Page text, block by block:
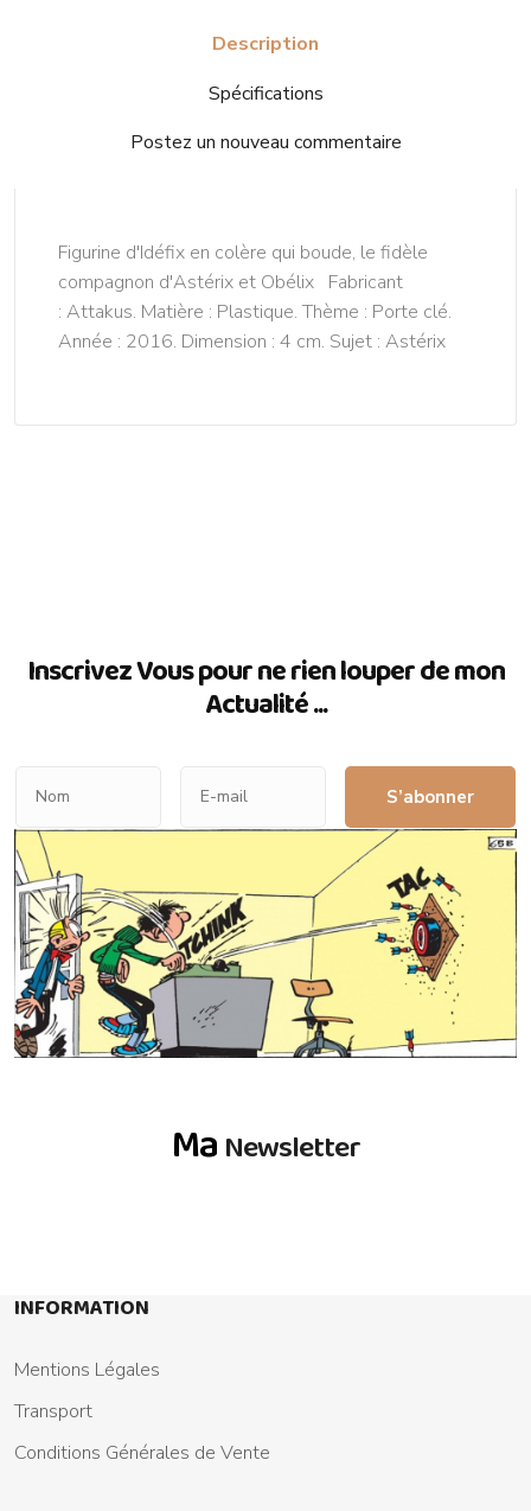
Description
Spécifications
Postez un nouveau commentaire
Figurine d'Idéfix en colère qui boude, le fidèle
compagnon d'Astérix et Obélix Fabricant
: Attakus. Matière : Plastique. Thème : Porte clé.
Année : 2016. Dimension : 4 cm. Sujet : Astérix
Inscrivez Vous pour ne rien louper de mon
Actualité ...
S’abonner
Ma Newsletter
INFORMATION
Mentions Légales
Transport
Conditions Générales de Vente